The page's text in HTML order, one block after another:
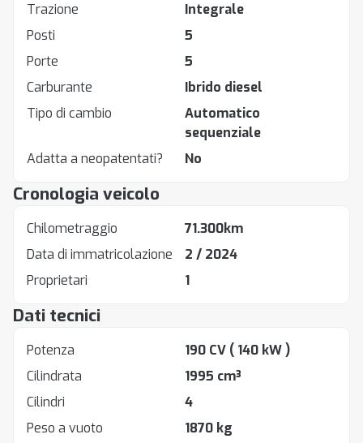
Trazione
Integrale
Posti
5
Porte
5
Carburante
Ibrido diesel
Tipo di cambio
Automatico
sequenziale
Adatta a neopatentati?
No
Cronologia veicolo
Chilometraggio
71.300km
Data di immatricolazione
2 / 2024
Proprietari
1
Dati tecnici
Potenza 190 CV ( 140 kW )
Cilindrata
1995 cm³
Cilindri
4
Peso a vuoto
1870 kg